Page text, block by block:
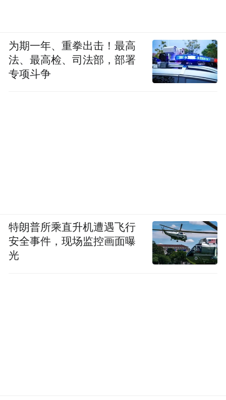
为期一年、重拳出击！最高
法、最高检、司法部，部署
专项斗争
特朗普所乘直升机遭遇飞行
安全事件，现场监控画面曝
光